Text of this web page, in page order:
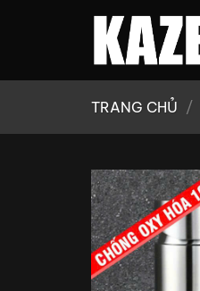
dung
TRANG CHỦ /